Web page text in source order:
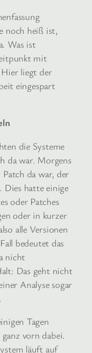
noch heiß ist,
Was ist
mit
liegt der
eingespart
die Systeme
da war. Morgens
da war, der
Dies hatte einige
oder Patches
oder in kurzer
alle Versionen
bedeutet das
nicht
Das geht nicht
Analyse sogar
Tagen
vorn dabei.
läuft auf